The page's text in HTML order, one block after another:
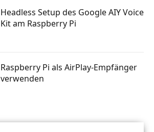
Headless Setup des Google AIY Voice
Kit am Raspberry Pi
Raspberry Pi als AirPlay-Empfänger
verwenden